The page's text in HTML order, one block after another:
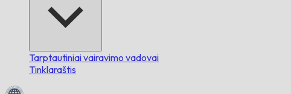
Tarptautiniai vairavimo vadovai
Tinklaraštis